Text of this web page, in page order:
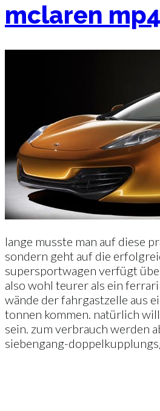
mclaren
lange musste man auf diese
sondern geht auf die
supersportwagen verfügt
also wohl teurer als ein
wände der fahrgastzelle aus
tonnen kommen. natürlich
sein. zum verbrauch werden
siebengang-